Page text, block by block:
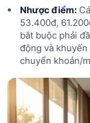
Nhược điểm:
53.400đ,
bắt buộc phải
động và
chuyển khoản/